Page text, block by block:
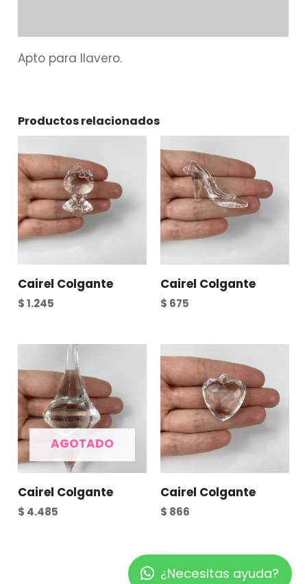
Apto para llavero.
Productos relacionados
Cairel Colgante
$1.245
Cairel Colgante
$ 675
AGOTADO
Cairel Colgante
$ 4.485
Cairel Colgante
$ 866
¿Necesitas ayuda?